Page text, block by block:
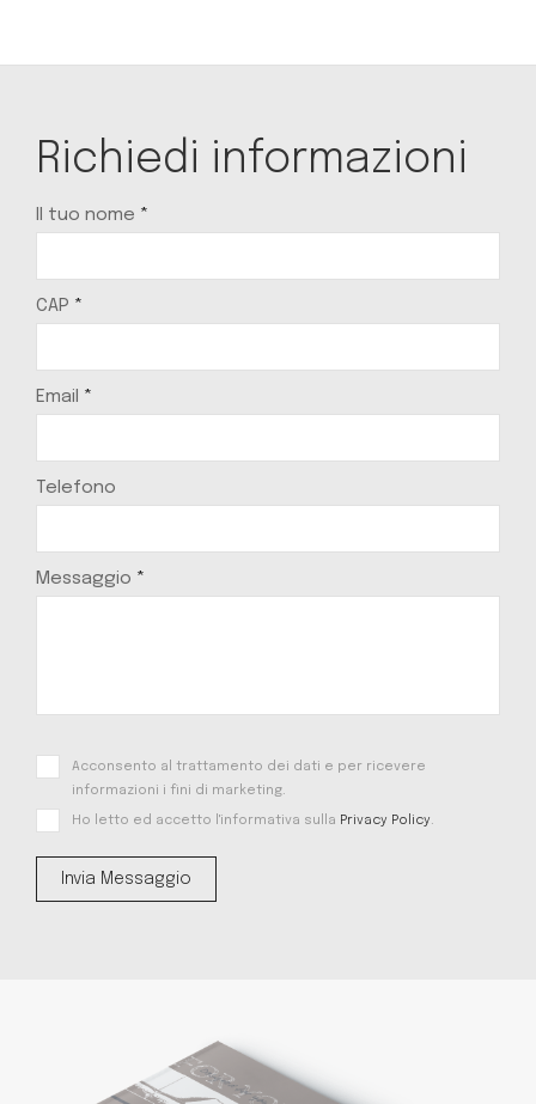
Richiedi informazioni
Il tuo nome *
CAP *
Email *
Telefono
Messaggio *
Acconsento al trattamento dei dati e per ricevere
informazioni i fini di marketing.
Ho letto ed accetto l'informativa sulla Privacy Policy.